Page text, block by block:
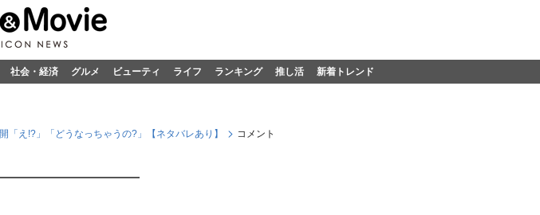
社会・経済 グルメ ビューティ ライフ ランキング 推し活 新着トレンド
「え!?」「どうなっちゃうの?」【ネタバレあり】
コメント